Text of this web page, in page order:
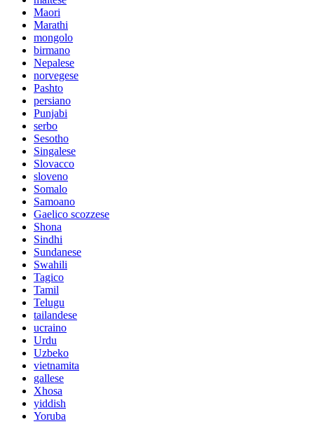
Maori
Marathi
mongolo
birmano
Nepalese
norvegese
Pashto
persiano
Punjabi
serbo
Sesotho
Singalese
Slovacco
sloveno
Somalo
Samoano
Gaelico scozzese
Shona
Sindhi
Sundanese
Swahili
Tagico
Tamil
Telugu
tailandese
ucraino
Urdu
Uzbeko
vietnamita
gallese
Xhosa
yiddish
Yoruba